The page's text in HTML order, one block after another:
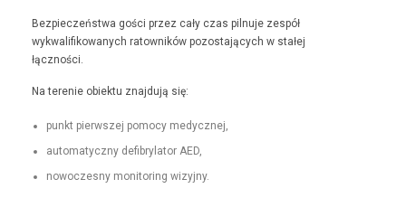
Bez­pieczeńst­wa goś­ci przez cały czas pil­nu­je zespół
wyk­wal­i­fikowanych ratown­ików pozosta­ją­cych w stałej
łączności.
Na tere­nie obiek­tu zna­j­du­ją się:
punkt pier­wszej pomo­cy medycznej,
automaty­czny defi­bry­la­tor AED,
nowoczes­ny mon­i­tor­ing wizyjny.